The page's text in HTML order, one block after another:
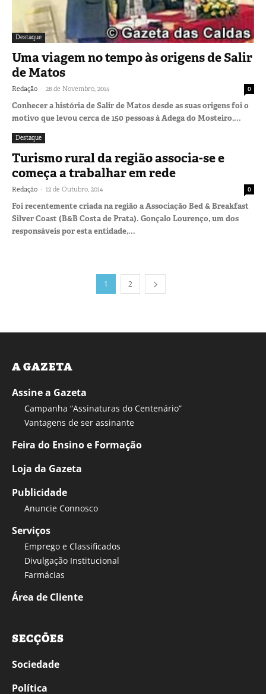
Destaque
Uma viagem no tempo às origens de Salir
de Matos
Redação - 28 de Novembro, 2014 0
Conhecer a história de Salir de Matos desde as suas origens foi o
motivo que levou cerca de 150 pessoas à Adega do Mosteiro,...
Destaque
Turismo rural da região associa-se e
começa a trabalhar em rede
Redação - 12 de Outubro, 2014 0
Foi recentemente criada na região a Associação Bed & Breakfast
Silver Coast (B&B Costa de Prata). Gonçalo Lourenço, um dos
responsáveis por esta entidade,...
1 2
A GAZETA
Assine a Gazeta
Campanha “Assinaturas do Centenário”
Vantagens de ser assinante
Feira do Ensino e Formação
Loja da Gazeta
Publicidade
Anuncie Connosco
Serviços
Emprego e Classificados
Divulgação Institucional
Farmácias
Área de Cliente
SECÇÕES
Sociedade
Política